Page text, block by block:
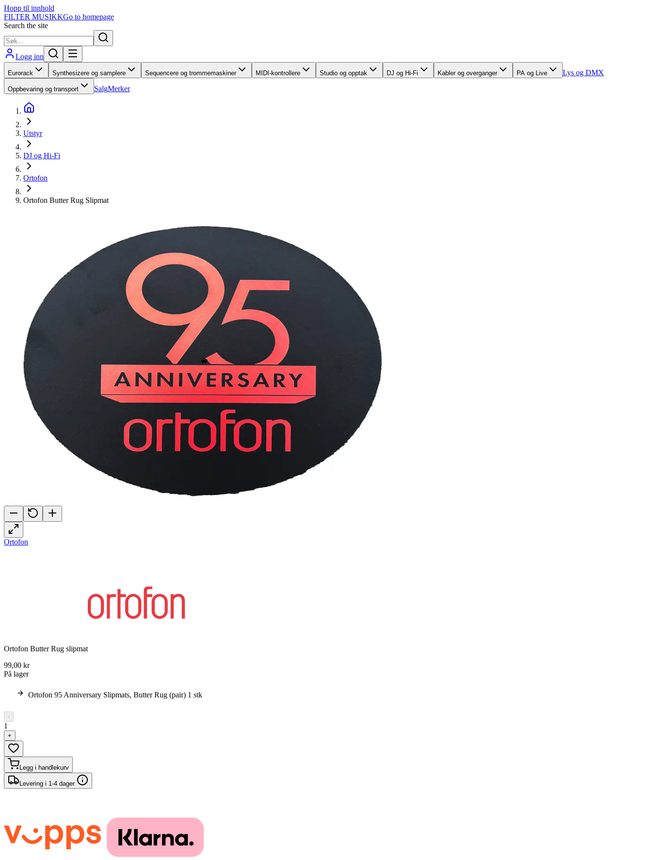
Hopp til innhold
FILTER MUSIKKGo to homepage
Search the site
Logg inn
Eurorack Synthesizere og samplere Sequencere og trommemaskiner MIDI-kontrollere Studio og opptak DJ og Hi-Fi Kabler og overganger PA og Live Lys og DMX
Oppbevaring og transport SalgMerker
Utstyr
DJ og Hi-Fi
Ortofon
Ortofon Butter Rug Slipmat
Ortofon
Ortofon Butter Rug slipmat
99,00 kr
På lager
Ortofon 95 Anniversary Slipmats, Butter Rug (pair) 1 stk
-
1
+
Legg i handlekurv
Levering i 1-4 dager